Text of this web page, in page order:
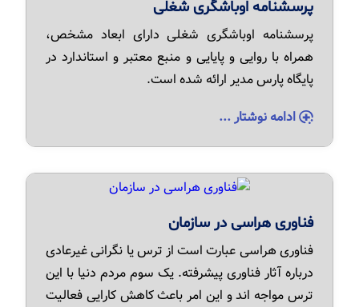
پرسشنامه اوباشگری شغلی
پرسشنامه اوباشگری شغلی دارای ابعاد مشخص،
همراه با روایی و پایایی و منبع معتبر و استاندارد در
پایگاه پارس مدیر ارائه شده است.
ادامه نوشتار ...
فناوری هراسی در سازمان
فناوری هراسی عبارت است از ترس یا نگرانی غیرعادی
درباره آثار فناوری پیشرفته. یک سوم مردم دنیا با این
ترس مواجه اند و این امر باعث کاهش کارایی فعالیت